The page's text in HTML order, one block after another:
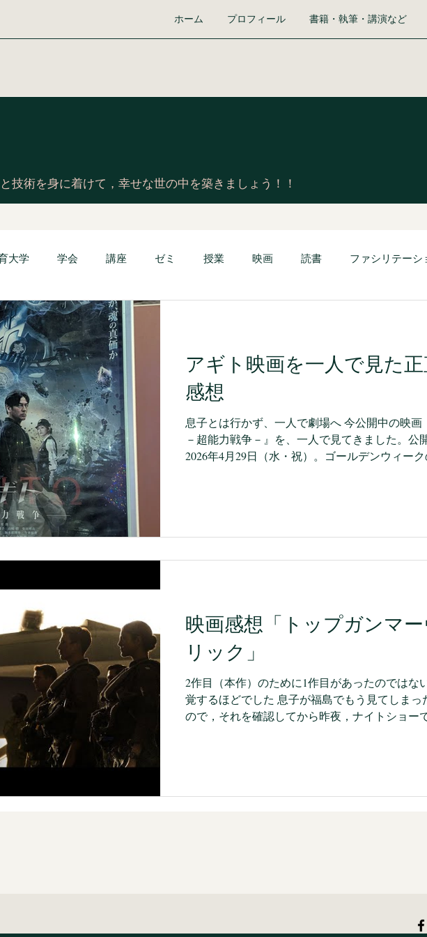
ホーム プロフィール 書籍・執筆・講演など
技術を身に着けて，幸せな世の中を築きましょう！！
大学 学会 講座 ゼミ 授業 映画 読書 ファシリテーシ
ーク Audible イベント
アギト映画を一人で見た
感想
息子とは行かず、一人で劇場へ 今公開中の映画
－超能力戦争－』を、一人で見てきました。公
2026年4月29日（水・祝）。ゴールデンウィー
ー言ってるんだ。もう少し大人になりなよ。 し
ったのはカブトや電王あたりだったと思います
ーズ全体の評価という意味では、やはりアギト
トとクウガが特別だった理由 昭和の仮面ライダ
く「1話ごとにエピソードや伏線のつながりがあ
に加え、クウガ・アギトは1作品完結型が当た
映画感想「トップガンマー
リック」
2作目（本作）のために1作目があったのではな
覚するほどでした 息子が福島でもう見てしまっ
ので，それを確認してから昨夜，ナイトショー